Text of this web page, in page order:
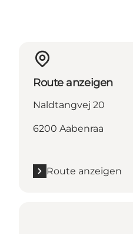
Route anzeigen
Naldtangvej 20
6200 Aabenraa
Route anzeigen